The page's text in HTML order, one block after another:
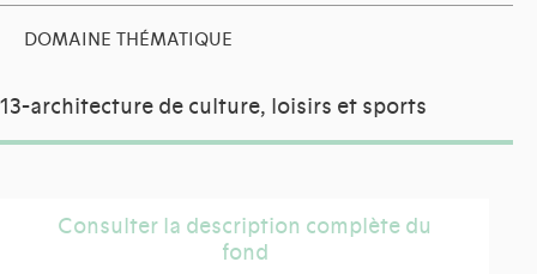
DOMAINE THÉMATIQUE
13-architecture de culture, loisirs et sports
Consulter la description complète du
fond